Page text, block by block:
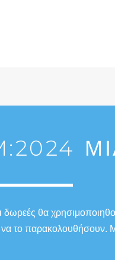
δωρεές θα
να το παρακολουθήσουν.